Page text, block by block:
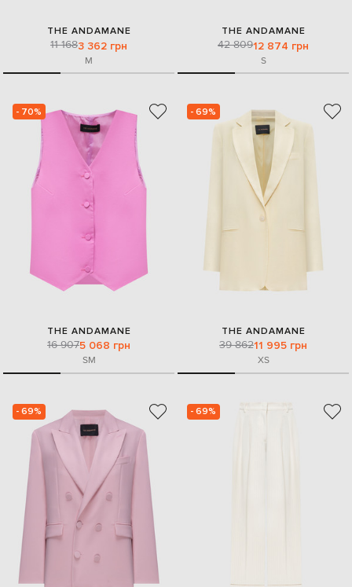
THE ANDAMANE
11 1683 362 грн
M
THE ANDAMANE
42 80912 874 грн
S
- 70%
THE ANDAMANE
16 9075 068 грн
SM
- 69%
THE ANDAMANE
39 86211 995 грн
XS
- 69% - 69%